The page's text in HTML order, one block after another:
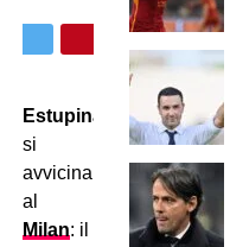
Estupinan
si
avvicina
al
Milan: il